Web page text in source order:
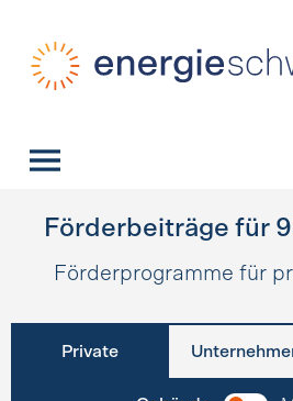
Förderbeiträge für
Förderprogramme für
Private